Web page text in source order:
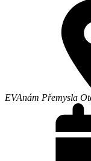
EVAnám Přemysla